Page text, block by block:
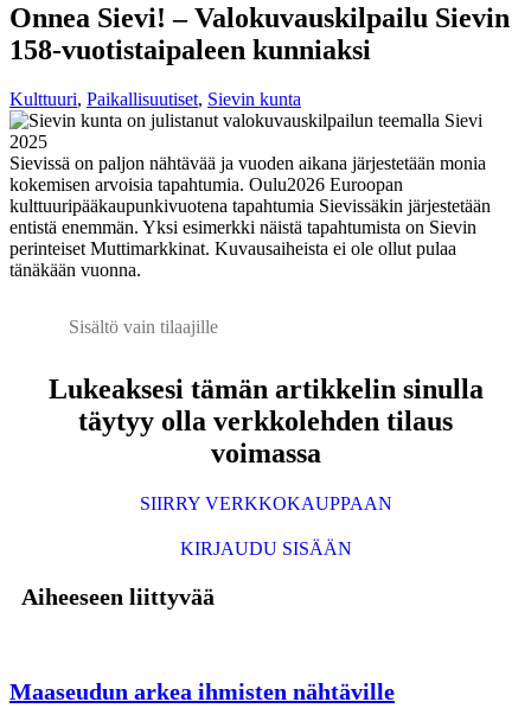
Onnea Sievi! – Valokuvauskilpailu Sievin
158-vuotistaipaleen kunniaksi
Kulttuuri, Paikallisuutiset, Sievin kunta
Sievissä on paljon nähtävää ja vuoden aikana järjestetään monia
kokemisen arvoisia tapahtumia. Oulu2026 Euroopan
kulttuuripääkaupunkivuotena tapahtumia Sievissäkin järjestetään
entistä enemmän. Yksi esimerkki näistä tapahtumista on Sievin
perinteiset Muttimarkkinat. Kuvausaiheista ei ole ollut pulaa
tänäkään vuonna.
Sisältö vain tilaajille
Lukeaksesi tämän artikkelin sinulla
täytyy olla verkkolehden tilaus
voimassa
SIIRRY VERKKOKAUPPAAN
KIRJAUDU SISÄÄN
Aiheeseen liittyvää
Maaseudun arkea ihmisten nähtäville